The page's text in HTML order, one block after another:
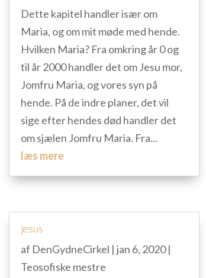
Dette kapitel handler især om
Maria, og om mit møde med hende.
Hvilken Maria? Fra omkring år 0 og
til år 2000 handler det om Jesu mor,
Jomfru Maria, og vores syn på
hende. På de indre planer, det vil
sige efter hendes død handler det
om sjælen Jomfru Maria. Fra...
læs mere
Jesus
af DenGydneCirkel | jan 6, 2020|
Teosofiske mestre